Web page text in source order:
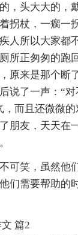
，头大大的，
拐杖，一瘸一
人所以大家都
所正匆匆的跑
原来是那个断
说了一声：“
，而且还微微
朋友，天天在
可笑，虽然他
们需要帮助的
篇2